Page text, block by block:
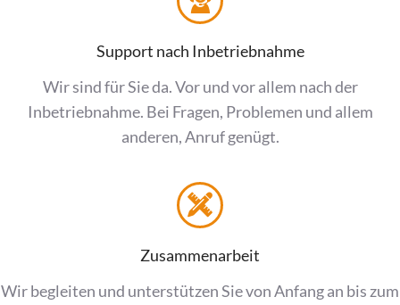
Support nach Inbetriebnahme
Wir sind für Sie da. Vor und vor allem nach der
Inbetriebnahme. Bei Fragen, Problemen und allem
anderen, Anruf genügt.
Zusammenarbeit
Wir begleiten und unterstützen Sie von Anfang an bis zum